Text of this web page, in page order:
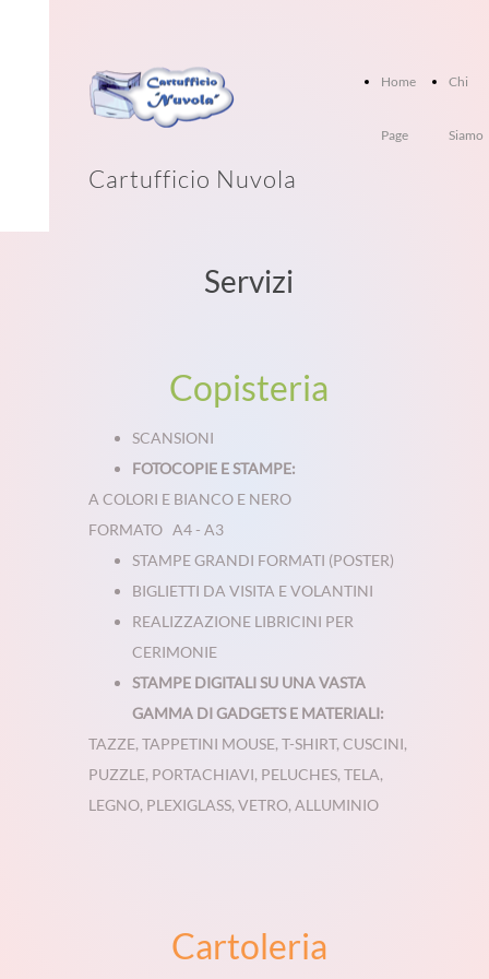
Cartufficio Nuvola
Home
Page
Chi
Siamo
Servizi
Copisteria
SCANSIONI
FOTOCOPIE E STAMPE:
A COLORI E BIANCO E NERO
FORMATO A4 - A3
STAMPE GRANDI FORMATI (POSTER)
BIGLIETTI DA VISITA E VOLANTINI
REALIZZAZIONE LIBRICINI PER
CERIMONIE
STAMPE DIGITALI SU UNA VASTA
GAMMA DI GADGETS E MATERIALI:
TAZZE, TAPPETINI MOUSE, T-SHIRT, CUSCINI,
PUZZLE, PORTACHIAVI, PELUCHES, TELA,
LEGNO, PLEXIGLASS, VETRO, ALLUMINIO
Cartoleria